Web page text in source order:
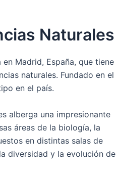
Naturales
Madrid, España, que tiene
naturales. Fundado en el
en el país.
alberga una impresionante
áreas de la biología, la
en distintas salas de
diversidad y la evolución de